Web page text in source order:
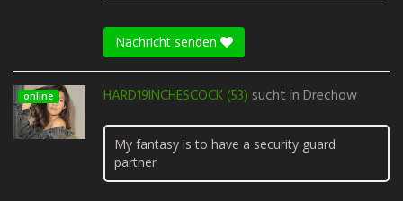
Nachricht senden
online HARD19INCHESCOCK (53) sucht in Drechow
My fantasy is to have a security guard
partner